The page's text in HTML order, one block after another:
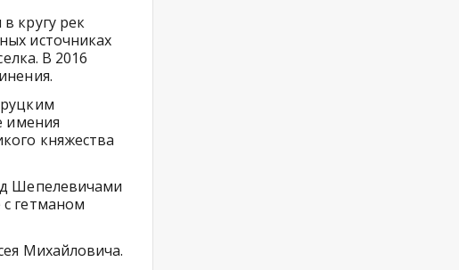
кругу рек
источниках
В 2016
имения
княжества
Шепелевичами
гетманом
Михайловича.